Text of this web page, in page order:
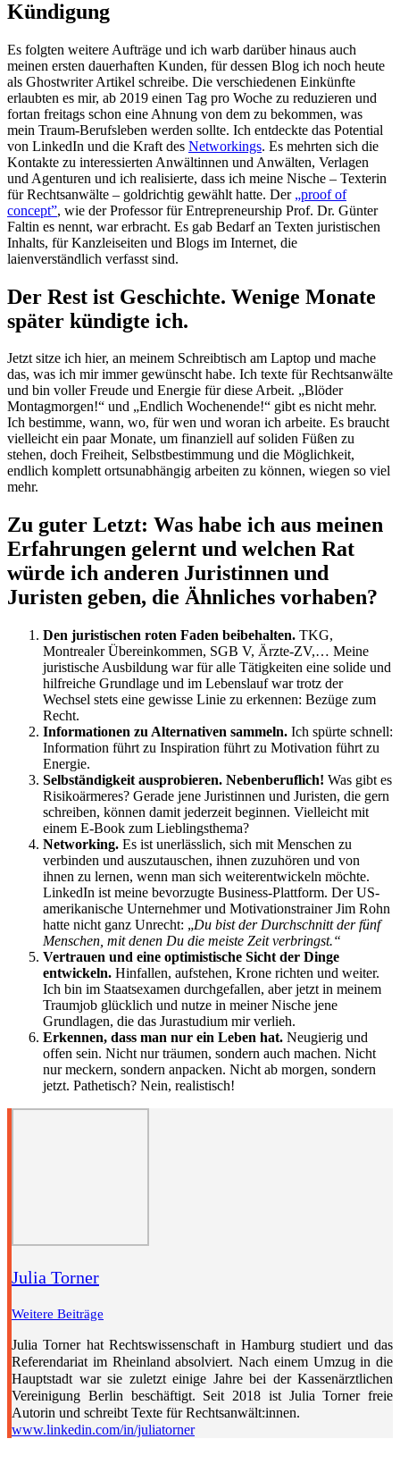
Kündigung
Es folgten weitere Aufträge und ich warb darüber hinaus auch
meinen ersten dauerhaften Kunden, für dessen Blog ich noch heute
als Ghostwriter Artikel schreibe. Die verschiedenen Einkünfte
erlaubten es mir, ab 2019 einen Tag pro Woche zu reduzieren und
fortan freitags schon eine Ahnung von dem zu bekommen, was
mein Traum-Berufsleben werden sollte. Ich entdeckte das Potential
von LinkedIn und die Kraft des Networkings. Es mehrten sich die
Kontakte zu interessierten Anwältinnen und Anwälten, Verlagen
und Agenturen und ich realisierte, dass ich meine Nische – Texterin
für Rechtsanwälte – goldrichtig gewählt hatte. Der „proof of
concept”, wie der Professor für Entrepreneurship Prof. Dr. Günter
Faltin es nennt, war erbracht. Es gab Bedarf an Texten juristischen
Inhalts, für Kanzleiseiten und Blogs im Internet, die
laienverständlich verfasst sind.
Der Rest ist Geschichte. Wenige Monate
später kündigte ich.
Jetzt sitze ich hier, an meinem Schreibtisch am Laptop und mache
das, was ich mir immer gewünscht habe. Ich texte für Rechtsanwälte
und bin voller Freude und Energie für diese Arbeit. „Blöder
Montagmorgen!“ und „Endlich Wochenende!“ gibt es nicht mehr.
Ich bestimme, wann, wo, für wen und woran ich arbeite. Es braucht
vielleicht ein paar Monate, um finanziell auf soliden Füßen zu
stehen, doch Freiheit, Selbstbestimmung und die Möglichkeit,
endlich komplett ortsunabhängig arbeiten zu können, wiegen so viel
mehr.
Zu guter Letzt: Was habe ich aus meinen
Erfahrungen gelernt und welchen Rat
würde ich anderen Juristinnen und
Juristen geben, die Ähnliches vorhaben?
Den juristischen roten Faden beibehalten. TKG,
Montrealer Übereinkommen, SGB V, Ärzte-ZV,… Meine
juristische Ausbildung war für alle Tätigkeiten eine solide und
hilfreiche Grundlage und im Lebenslauf war trotz der
Wechsel stets eine gewisse Linie zu erkennen: Bezüge zum
Recht.
Informationen zu Alternativen sammeln. Ich spürte schnell:
Information führt zu Inspiration führt zu Motivation führt zu
Energie.
Selbständigkeit ausprobieren. Nebenberuflich! Was gibt es
Risikoärmeres? Gerade jene Juristinnen und Juristen, die gern
schreiben, können damit jederzeit beginnen. Vielleicht mit
einem E-Book zum Lieblingsthema?
Networking. Es ist unerlässlich, sich mit Menschen zu
verbinden und auszutauschen, ihnen zuzuhören und von
ihnen zu lernen, wenn man sich weiterentwickeln möchte.
LinkedIn ist meine bevorzugte Business-Plattform. Der US-
amerikanische Unternehmer und Motivationstrainer Jim Rohn
hatte nicht ganz Unrecht: „Du bist der Durchschnitt der fünf
Menschen, mit denen Du die meiste Zeit verbringst.“
Vertrauen und eine optimistische Sicht der Dinge
entwickeln. Hinfallen, aufstehen, Krone richten und weiter.
Ich bin im Staatsexamen durchgefallen, aber jetzt in meinem
Traumjob glücklich und nutze in meiner Nische jene
Grundlagen, die das Jurastudium mir verlieh.
Erkennen, dass man nur ein Leben hat. Neugierig und
offen sein. Nicht nur träumen, sondern auch machen. Nicht
nur meckern, sondern anpacken. Nicht ab morgen, sondern
jetzt. Pathetisch? Nein, realistisch!
Julia Torner
Weitere Beiträge
Julia Torner hat Rechtswissenschaft in Hamburg studiert und das
Referendariat im Rheinland absolviert. Nach einem Umzug in die
Hauptstadt war sie zuletzt einige Jahre bei der Kassenärztlichen
Vereinigung Berlin beschäftigt. Seit 2018 ist Julia Torner freie
Autorin und schreibt Texte für Rechtsanwält:innen.
www.linkedin.com/in/juliatorner